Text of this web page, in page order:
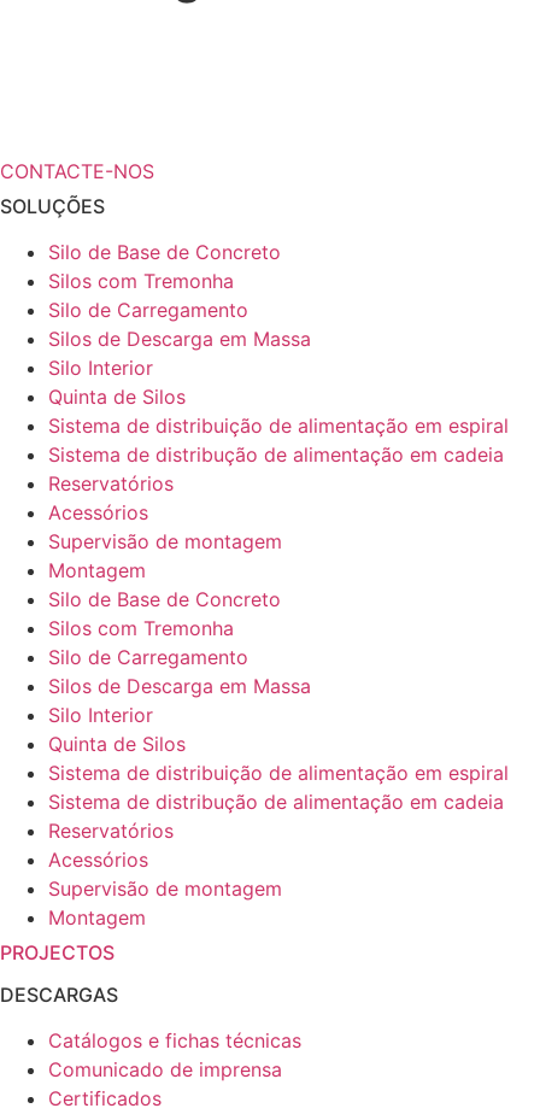
CONTACTE-NOS
SOLUÇÕES
Silo de Base de Concreto
Silos com Tremonha
Silo de Carregamento
Silos de Descarga em Massa
Silo Interior
Quinta de Silos
Sistema de distribuição de alimentação em espiral
Sistema de distribução de alimentação em cadeia
Reservatórios
Acessórios
Supervisão de montagem
Montagem
Silo de Base de Concreto
Silos com Tremonha
Silo de Carregamento
Silos de Descarga em Massa
Silo Interior
Quinta de Silos
Sistema de distribuição de alimentação em espiral
Sistema de distribução de alimentação em cadeia
Reservatórios
Acessórios
Supervisão de montagem
Montagem
PROJECTOS
DESCARGAS
Catálogos e fichas técnicas
Comunicado de imprensa
Certificados